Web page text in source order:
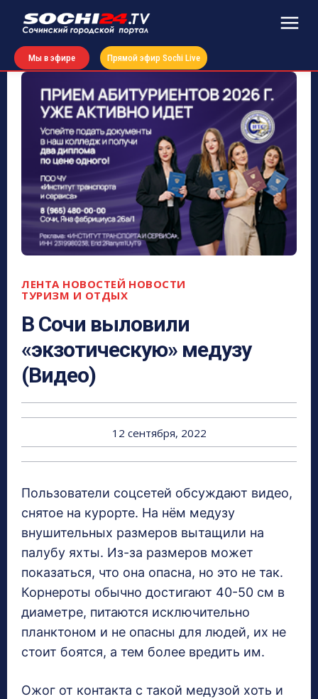
Мы в эфире Прямой эфир Sochi Live
ЛЕНТА НОВОСТЕЙ НОВОСТИ
ТУРИЗМ И ОТДЫХ
В Сочи выловили
«экзотическую» медузу
(Видео)
12 сентября, 2022
Пользователи соцсетей обсуждают видео,
снятое на курорте. На нём медузу
внушительных размеров вытащили на
палубу яхты. Из-за размеров может
показаться, что она опасна, но это не так.
Корнероты обычно достигают 40-50 см в
диаметре, питаются исключительно
планктоном и не опасны для людей, их не
стоит боятся, а тем более вредить им.
Ожог от контакта с такой медузой хоть и